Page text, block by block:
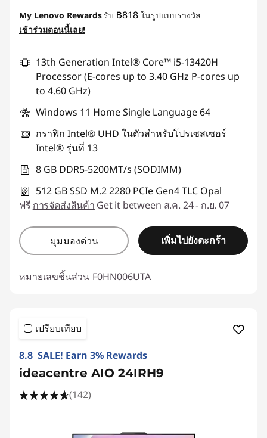
หรือ
การประหยัด eCoupon :-฿4,804.00
*Savings cannot be combined
ใช้ eCoupon :88SALETH
My Lenovo Rewardsรับ ฿818 ในรูปแบบรางวัล
เข้าร่วมตอนนี้เลย!
13th Generation Intel® Core™ i5-13420H
Processor (E-cores up to 3.40 GHz P-cores up
to 4.60 GHz)
Windows 11 Home Single Language 64
กราฟิก Intel® UHD ในตัวสำหรับโปรเซสเซอร์
Intel® รุ่นที่ 13
8 GB DDR5-5200MT/s (SODIMM)
512 GB SSD M.2 2280 PCIe Gen4 TLC Opal
ฟรี การจัดส่งสินค้า Get it between ส.ค. 24 - ก.ย. 07
มุมมองด่วน เพิ่มไปยังตะกร้า
หมายเลขชิ้นส่วน F0HN006UTA
เปรียบเทียบ
8.8 SALE! Earn 3% Rewards
ideacentre AIO 24IRH9
(142)